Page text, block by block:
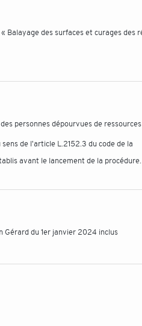
des surfaces et curages des
personnes dépourvues de ressources
de l'article L.2152.3 du code de la
avant le lancement de la procédure.
Gérard du 1er janvier 2024 inclus